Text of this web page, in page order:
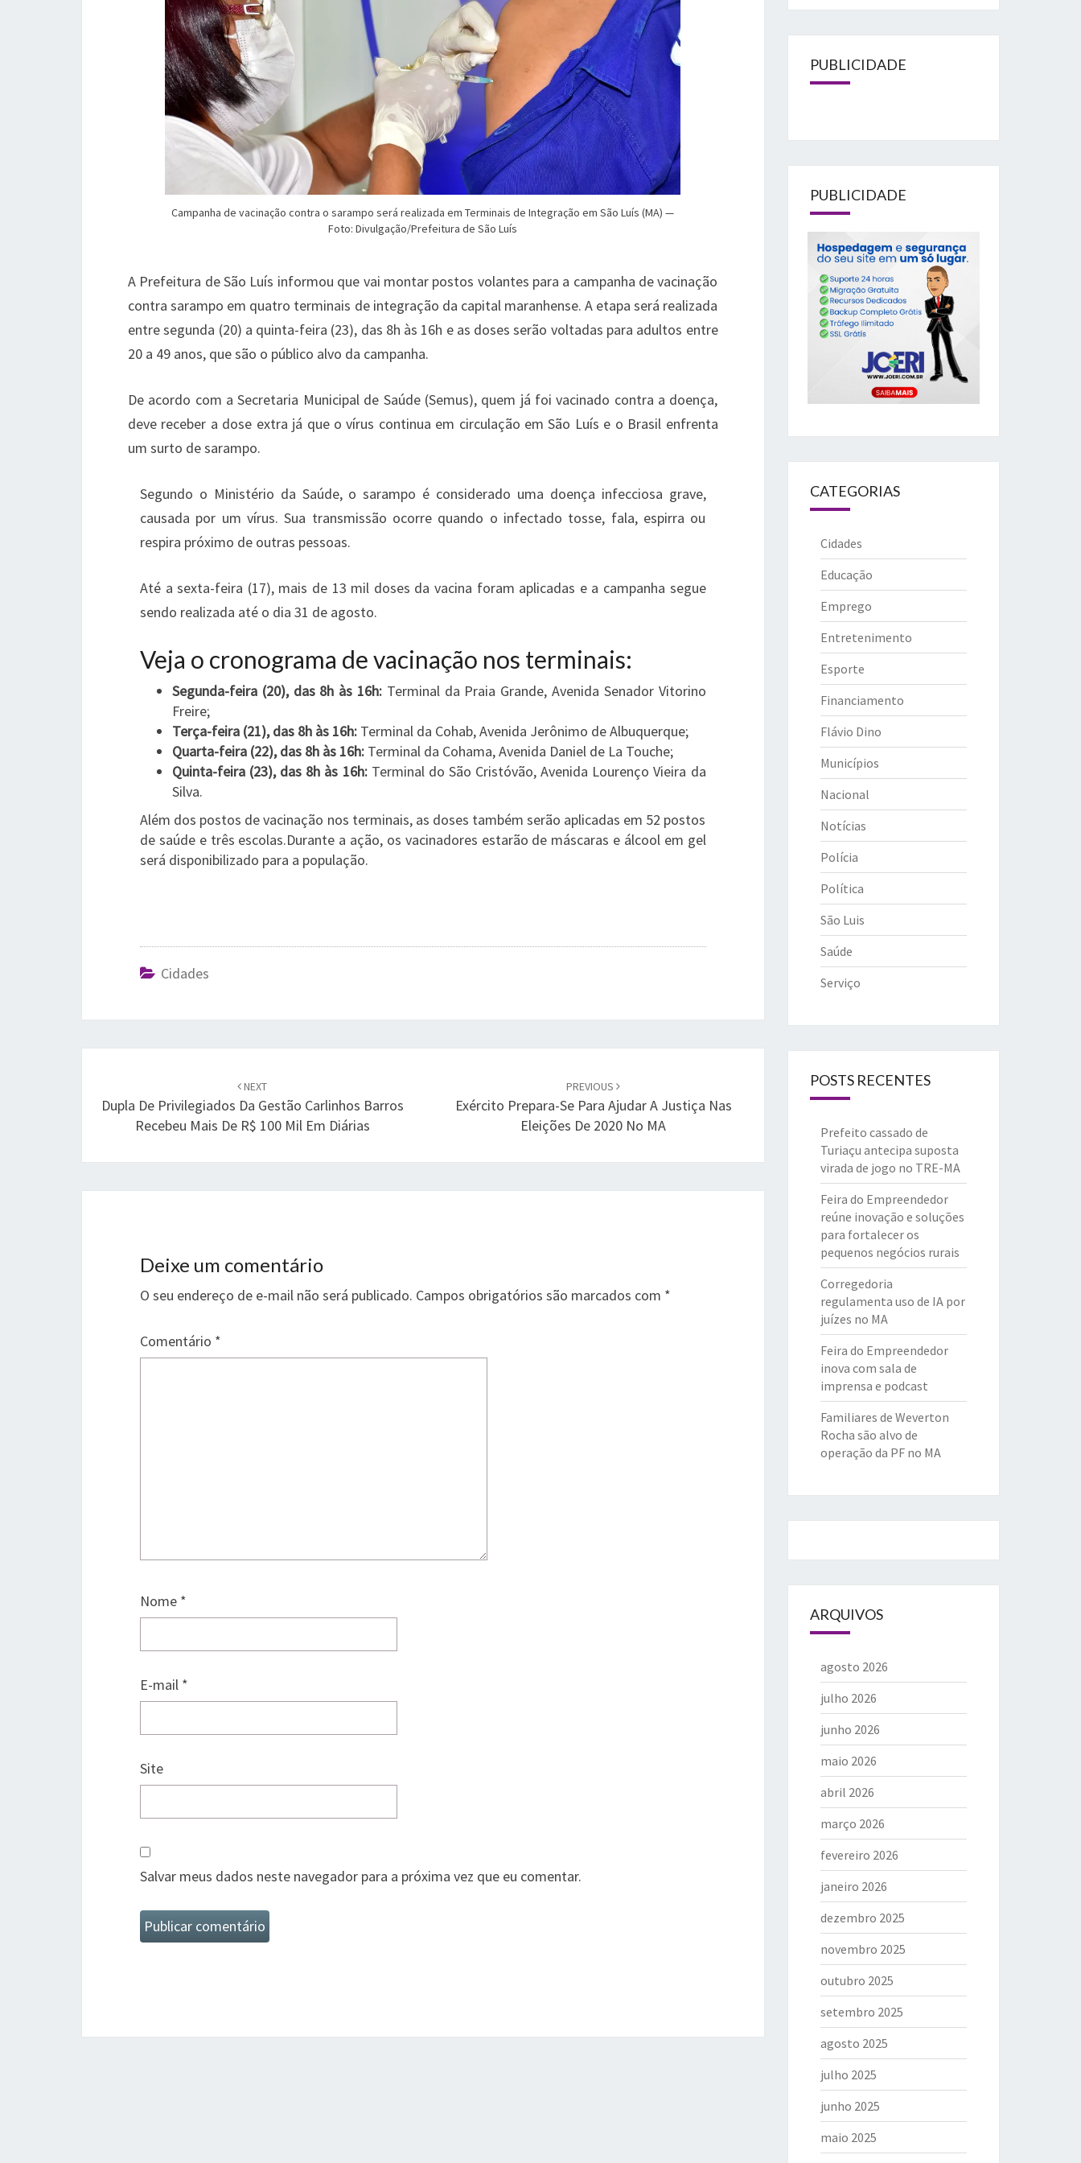
Campanha de vacinação contra o sarampo será realizada em Terminais de Integração em São Luís (MA) —
Foto: Divulgação/Prefeitura de São Luís
A Prefeitura de São Luís informou que vai montar postos volantes para a campanha de vacinação
contra sarampo em quatro terminais de integração da capital maranhense. A etapa será realizada
entre segunda (20) a quinta-feira (23), das 8h às 16h e as doses serão voltadas para adultos entre
20 a 49 anos, que são o público alvo da campanha.
De acordo com a Secretaria Municipal de Saúde (Semus), quem já foi vacinado contra a doença,
deve receber a dose extra já que o vírus continua em circulação em São Luís e o Brasil enfrenta
um surto de sarampo.
Segundo o Ministério da Saúde, o sarampo é considerado uma doença infecciosa grave,
causada por um vírus. Sua transmissão ocorre quando o infectado tosse, fala, espirra ou
respira próximo de outras pessoas.
Até a sexta-feira (17), mais de 13 mil doses da vacina foram aplicadas e a campanha segue
sendo realizada até o dia 31 de agosto.
Veja o cronograma de vacinação nos terminais:
Segunda-feira (20), das 8h às 16h:Terminal da Praia Grande, Avenida Senador Vitorino
Freire;
Terça-feira (21), das 8h às 16h: Terminal da Cohab, Avenida Jerônimo de Albuquerque;
Quarta-feira (22), das 8h às 16h: Terminal da Cohama, Avenida Daniel de La Touche;
Quinta-feira (23), das 8h às 16h:Terminal do São Cristóvão, Avenida Lourenço Vieira da
Silva.
Além dos postos de vacinação nos terminais, as doses também serão aplicadas em 52 postos
de saúde e três escolas.Durante a ação, os vacinadores estarão de máscaras e álcool em gel
será disponibilizado para a população.
Cidades
NEXT
Dupla De Privilegiados Da Gestão Carlinhos Barros
Recebeu Mais De R$ 100 Mil Em Diárias
PREVIOUS
Exército Prepara-Se Para Ajudar A Justiça Nas
Eleições De 2020 No MA
Deixe um comentário
O seu endereço de e-mail não será publicado. Campos obrigatórios são marcados com *
Comentário *
Nome *
E-mail *
Site
Salvar meus dados neste navegador para a próxima vez que eu comentar.
PUBLICIDADE
PUBLICIDADE
CATEGORIAS
Cidades
Educação
Emprego
Entretenimento
Esporte
Financiamento
Flávio Dino
Municípios
Nacional
Notícias
Polícia
Política
São Luis
Saúde
Serviço
POSTS RECENTES
Prefeito cassado de
Turiaçu antecipa suposta
virada de jogo no TRE-MA
Feira do Empreendedor
reúne inovação e soluções
para fortalecer os
pequenos negócios rurais
Corregedoria
regulamenta uso de IA por
juízes no MA
Feira do Empreendedor
inova com sala de
imprensa e podcast
Familiares de Weverton
Rocha são alvo de
operação da PF no MA
ARQUIVOS
agosto 2026
julho 2026
junho 2026
maio 2026
abril 2026
março 2026
fevereiro 2026
janeiro 2026
dezembro 2025
novembro 2025
outubro 2025
setembro 2025
agosto 2025
julho 2025
junho 2025
maio 2025